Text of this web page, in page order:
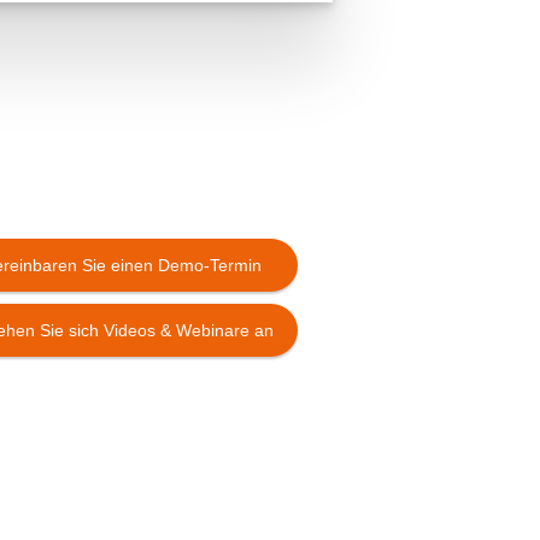
Sie einen Demo-Termin
Sie sich Videos & Webinare an